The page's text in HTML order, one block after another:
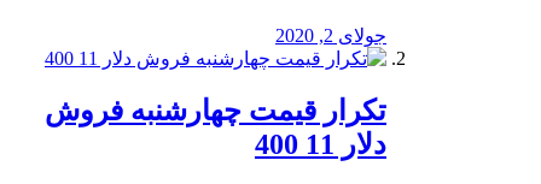
جولای 2, 2020
تکرار قیمت چهارشنبه فروش
دلار 11 400